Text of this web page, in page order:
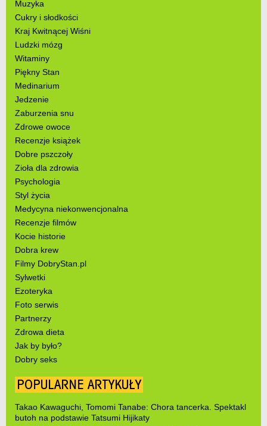
Muzyka
Cukry i słodkości
Kraj Kwitnącej Wiśni
Ludzki mózg
Witaminy
Piękny Stan
Medinarium
Jedzenie
Zaburzenia snu
Zdrowe owoce
Recenzje książek
Dobre pszczoły
Zioła dla zdrowia
Psychologia
Styl życia
Medycyna niekonwencjonalna
Recenzje filmów
Kocie historie
Dobra krew
Filmy DobryStan.pl
Sylwetki
Ezoteryka
Foto serwis
Partnerzy
Zdrowa dieta
Jak by było?
Dobry seks
POPULARNE ARTYKUŁY
Takao Kawaguchi, Tomomi Tanabe: Chora tancerka. Spektakl
butoh na podstawie Tatsumi Hijikaty